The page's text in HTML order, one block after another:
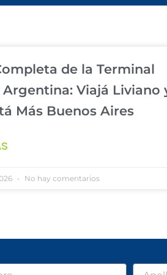
de la Terminal
Argentina: Viajá Liviano
Más Buenos Aires
No hay comentarios